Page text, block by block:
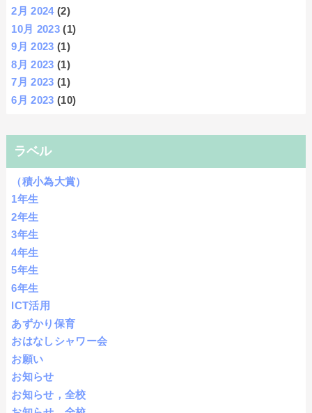
2月 2024(2)
10月 2023 (1)
9月 2023 (1)
8月 2023 (1)
7月 2023 (1)
6月 2023 (10)
ラベル
（積小為大賞）
1年生
2年生
3年生
4年生
5年生
6年生
ICT活用
あずかり保育
おはなしシャワー会
お願い
お知らせ
お知らせ，全校